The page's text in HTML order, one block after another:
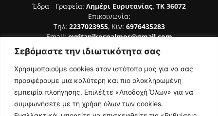
Σεβόμαστε την ιδιωτικότητα σας
Χρησιμοποιούμε cookies στον ιστότοπο μας για να σας
προσφέρουμε μια καλύτερη και πιο ολοκληρωμένη
εμπειρία πλοήγησης. Επιλέξτε «Αποδοχή Όλων» για να
συμφωνήσετε με τη χρήση όλων των cookies.
Έδρα - Γραφεία: Λημέρι Ευρυτανίας, ΤΚ 36072
Επικοινωνία:
Τηλ: 2237023955, Κιν: 6976435283
Email:evritanikospalmos@gmail.com
Αριθμός Πιστοποίησης Μ.Η.Τ. 242044
ΑΚΟΛΟΥΘΗΣΕ ΜΑΣ